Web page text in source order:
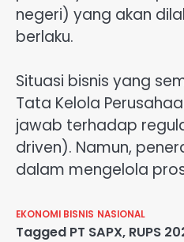
negeri) yang akan
berlaku.
Situasi bisnis yang
Tata Kelola
jawab terhadap
driven). Namun,
dalam mengelola
EKONOMI BISNIS NASIONAL
Tagged PT SAPX, RUPS